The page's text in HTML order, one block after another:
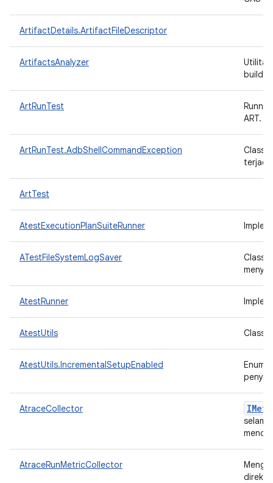
ArtifactDetails.ArtifactFileDescriptor
ArtifactsAnalyzer
Utilitas
build
ArtRunTest
ART.
ArtRunTest.AdbShellCommandException
Class
terjadi
ArtTest
AtestExecutionPlanSuiteRunner
ATestFileSystemLogSaver
Class
AtestRunner
AtestUtils Class
AtestUtils.IncrementalSetupEnabled
Enum
AtraceCollector
AtraceRunMetricCollector